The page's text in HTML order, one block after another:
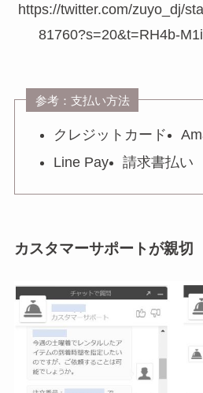
https://twitter.com/zuyo_dj/
81760?s=20&t=RH4b-
参考：支払い方法
クレジットカード
Line Pay請求書払い
カスタマーサポートが親切